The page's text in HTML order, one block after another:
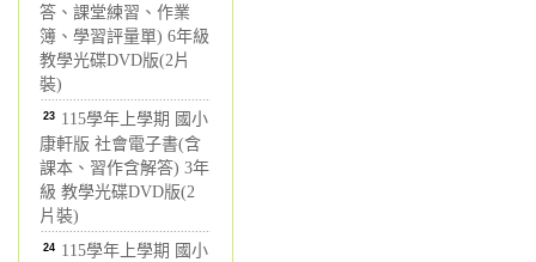
答、課堂練習、作業
簿、學習評量單) 6年級
教學光碟DVD版(2片
裝)
23 115學年上學期 國小
康軒版 社會電子書(含
課本、習作含解答) 3年
級 教學光碟DVD版(2
片裝)
24 115學年上學期 國小